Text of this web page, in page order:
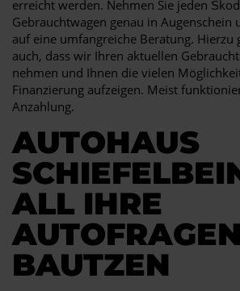
erreicht werden. Nehmen Sie jeden
Gebrauchtwagen genau in Augenschein
auf eine umfangreiche Beratung. Hierzu
auch, dass wir Ihren aktuellen
nehmen und Ihnen die vielen
Finanzierung aufzeigen. Meist
Anzahlung.
AUTOHAUS
ALL IHRE
BAUTZEN